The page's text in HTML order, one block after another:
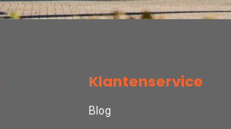
Klantenservice
Blog